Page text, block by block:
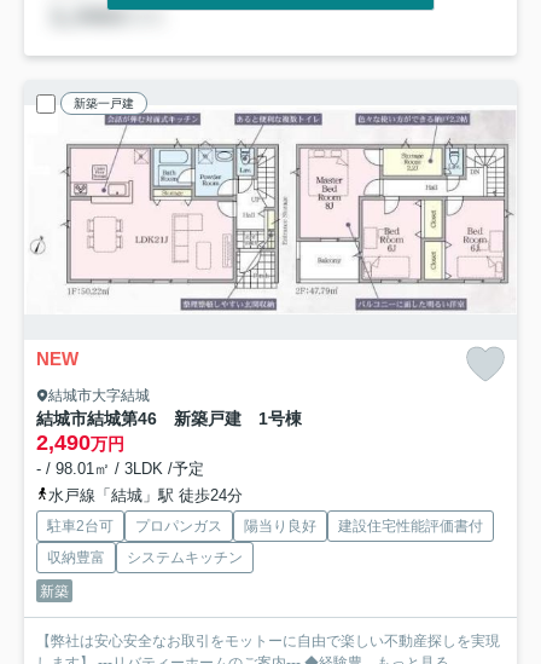
新築一戸建
NEW
結城市大字結城
結城市結城第46 新築戸建 1号棟
2,490万円
- / 98.01㎡ / 3LDK /予定
水戸線「結城」駅 徒歩24分
駐車2台可 プロパンガス 陽当り良好
建設住宅性能評価書付
収納豊富
システムキッチン
新築
【弊社は安心安全なお取引をモットーに自由で楽しい不動産探しを実現